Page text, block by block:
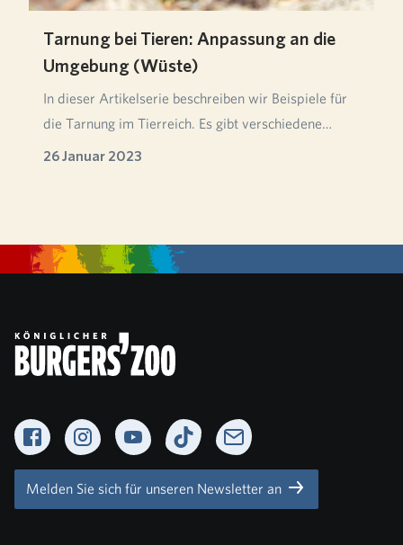
Tarnung bei Tieren: Anpassung an die
Umgebung (Wüste)
In dieser Artikelserie beschreiben wir Beispiele für
die Tarnung im Tierreich. Es gibt verschiedene…
26 Januar 2023
FacebookInstagramYouTubeTikTok Newsletter
Melden Sie sich für unseren Newsletter an